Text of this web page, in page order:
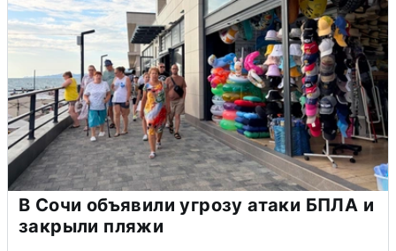
В Сочи объявили угрозу атаки БПЛА и
закрыли пляжи